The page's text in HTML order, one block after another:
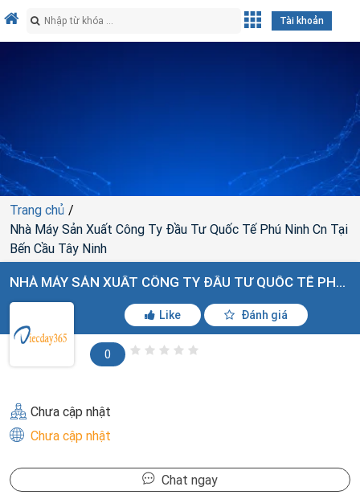
Tài khoản
Trang chủ
Nhà Máy Sản Xuất Công Ty Đầu Tư Quốc Tế Phú Ninh Cn Tại
Bến Cầu Tây Ninh
NHÀ MÁY SẢN XUẤT CÔNG TY ĐẦU TƯ QUỐC TẾ PHÚ NINH CN TẠI BẾN CẦU TÂY NINH
Like Đánh giá
0
Chưa cập nhật
Chưa cập nhật
Chat ngay